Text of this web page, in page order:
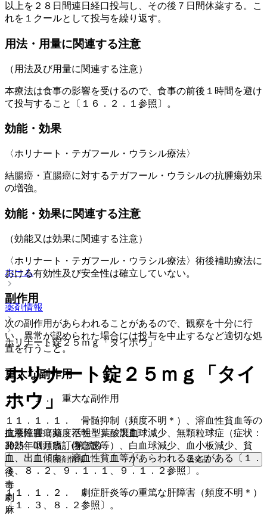
以上を２８日間連日経口投与し、その後７日間休薬する。こ
れを１クールとして投与を繰り返す。
用法・用量に関連する注意
（用法及び用量に関連する注意）
本療法は食事の影響を受けるので、食事の前後１時間を避け
て投与すること〔１６．２．１参照〕。
効能・効果
〈ホリナート・テガフール・ウラシル療法〉
結腸癌・直腸癌に対するテガフール・ウラシルの抗腫瘍効果
の増強。
効能・効果に関連する注意
（効能又は効果に関連する注意）
〈ホリナート・テガフール・ウラシル療法〉術後補助療法に
おける有効性及び安全性は確立していない。
副作用
次の副作用があらわれることがあるので、観察を十分に行
い、異常が認められた場合には投与を中止するなど適切な処
置を行うこと。
重大な副作用
１１．１． 重大な副作用
１１．１．１． 骨髄抑制（頻度不明＊）、溶血性貧血等の
血液障害（頻度不明＊）：汎血球減少、無顆粒球症（症状：
発熱、咽頭痛、倦怠感等）、白血球減少、血小板減少、貧
血、出血傾向、溶血性貧血等があらわれることがある〔１．
３、８．２、９．１．１、９．１．２参照〕。
１１．１．２． 劇症肝炎等の重篤な肝障害（頻度不明＊）
〔１．３、８．２参照〕。
ホーム
薬剤情報
ホリナート錠２５ｍｇ「タイホウ」
ホリナート錠２５ｍｇ「タイ
ホウ」
抗悪性腫瘍薬 > 活性型葉酸製剤
2025年01月改訂(第3版)
薬剤情報 後発品
後
毒
劇
麻